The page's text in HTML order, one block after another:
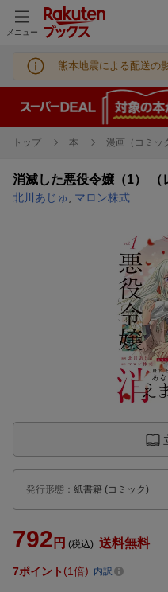
メニュー
熊本地震による配送の
トップ 本 漫画（コミッ
消滅した悪役令嬢（1） （
北川あじゅ マロン株式
発行形態 ： 紙書籍 (コミック)
792 円 (税込) 送料無料
7ポイント 1倍 内訳